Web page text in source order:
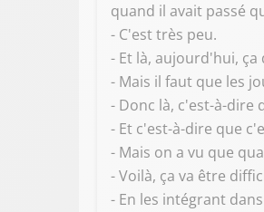
quand il avait passé
- C'est très peu.
- Et là, aujourd'hui,
- Mais il faut que les
- Donc là, c'est-à-dire
- Et c'est-à-dire que
- Mais on a vu que
- Voilà, ça va être
- En les intégrant